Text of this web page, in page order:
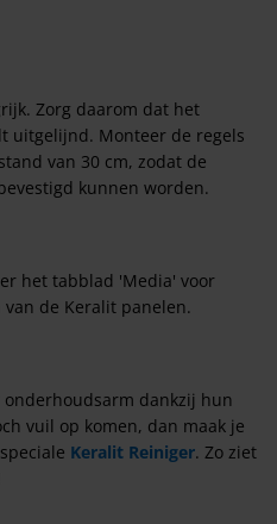
Zorg daarom dat het
uitgelijnd. Monteer de regels
van 30 cm, zodat de
kunnen worden.
het tabblad 'Media' voor
de Keralit panelen.
dankzij hun
vuil op komen, dan maak je
Keralit Reiniger. Zo ziet